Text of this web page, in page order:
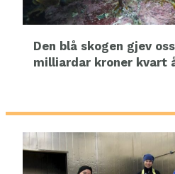
Den blå skogen gjev
milliardar kroner kvart